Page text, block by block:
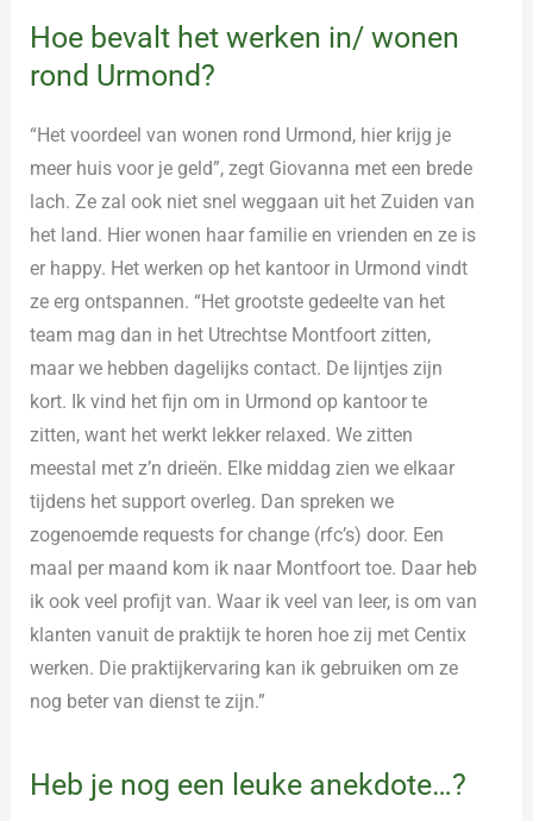
Hoe bevalt het werken in/ wonen
rond Urmond?
“Het voordeel van wonen rond Urmond, hier krijg je
meer huis voor je geld”, zegt Giovanna met een brede
lach. Ze zal ook niet snel weggaan uit het Zuiden van
het land. Hier wonen haar familie en vrienden en ze is
er happy. Het werken op het kantoor in Urmond vindt
ze erg ontspannen. “Het grootste gedeelte van het
team mag dan in het Utrechtse Montfoort zitten,
maar we hebben dagelijks contact. De lijntjes zijn
kort. Ik vind het fijn om in Urmond op kantoor te
zitten, want het werkt lekker relaxed. We zitten
meestal met z’n drieën. Elke middag zien we elkaar
tijdens het support overleg. Dan spreken we
zogenoemde requests for change (rfc’s) door. Een
maal per maand kom ik naar Montfoort toe. Daar heb
ik ook veel profijt van. Waar ik veel van leer, is om van
klanten vanuit de praktijk te horen hoe zij met Centix
werken. Die praktijkervaring kan ik gebruiken om ze
nog beter van dienst te zijn.”
Heb je nog een leuke anekdote…?